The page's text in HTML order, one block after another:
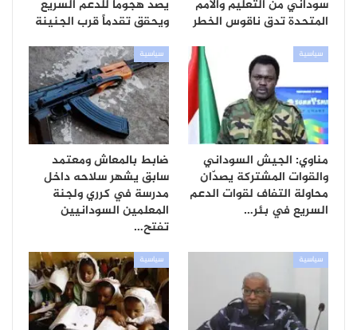
سوداني من التعليم والأمم
المتحدة تدق ناقوس الخطر
يصد هجوماً للدعم السريع
ويحقق تقدماً قرب الجنينة
سياسية
مناوي: الجيش السوداني
والقوات المشتركة يصدّان
محاولة التفاف لقوات الدعم
السريع في بئر…
سياسية
ضابط بالمعاش ومعتمد
سابق يشهر سلاحه داخل
مدرسة في كرري ولجنة
المعلمين السودانيين
تفتح…
سياسية سياسية